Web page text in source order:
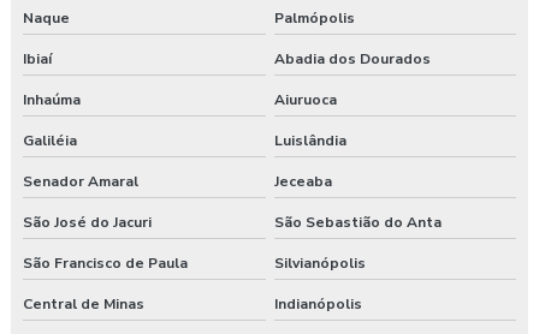
Naque Palmópolis
Ibiaí Abadia dos Dourados
Inhaúma Aiuruoca
Galiléia Luislândia
Senador Amaral Jeceaba
São José do Jacuri São Sebastião do Anta
São Francisco de Paula Silvianópolis
Central de Minas Indianópolis